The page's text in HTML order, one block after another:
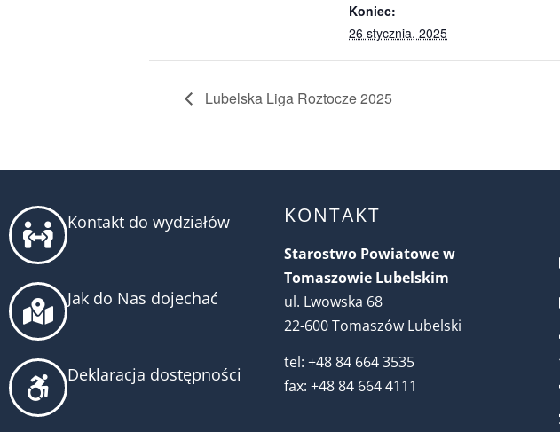
Koniec:
26 stycznia, 2025
Lubelska Liga Roztocze 2025
Kontakt do wydziałów
Jak do Nas dojechać
Deklaracja dostępności
KONTAKT
Starostwo Powiatowe w
Tomaszowie Lubelskim
ul. Lwowska 68
22-600 Tomaszów Lubelski
tel: +48 84 664 3535
fax: +48 84 664 4111